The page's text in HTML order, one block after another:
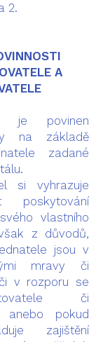
2.
A
je povinen
na základě
zadané
si vyhrazuje
poskytování
vlastního
z důvodů,
jsou v
mravy či
v rozporu se
či
anebo pokud
zajištění